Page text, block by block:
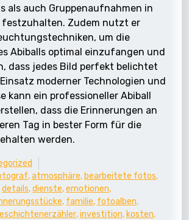
als auch Gruppenaufnahmen in
festzuhalten. Zudem nutzt er
um die
Abiballs optimal einzufangen und
dass jedes Bild perfekt belichtet
moderner Technologien und
kann ein professioneller Abiball
dass die Erinnerungen an
Tag in bester Form für die
werden.
,atmosphäre, bearbeitete fotos,
details,dienste,emotionen,
, familie, fotoalben,
,investition, kosten,